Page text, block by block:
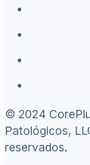
© 2024
Patológicos,
reservados.